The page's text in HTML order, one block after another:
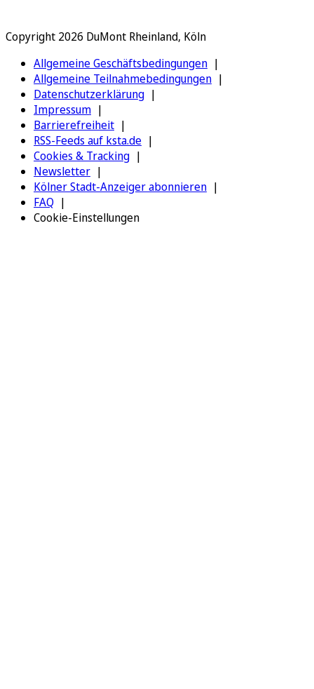
Copyright 2026 DuMont Rheinland, Köln
Allgemeine Geschäftsbedingungen
Allgemeine Teilnahmebedingungen
Datenschutzerklärung
Impressum
Barrierefreiheit
RSS-Feeds auf ksta.de
Cookies & Tracking
Newsletter
Kölner Stadt-Anzeiger abonnieren
FAQ
Cookie-Einstellungen